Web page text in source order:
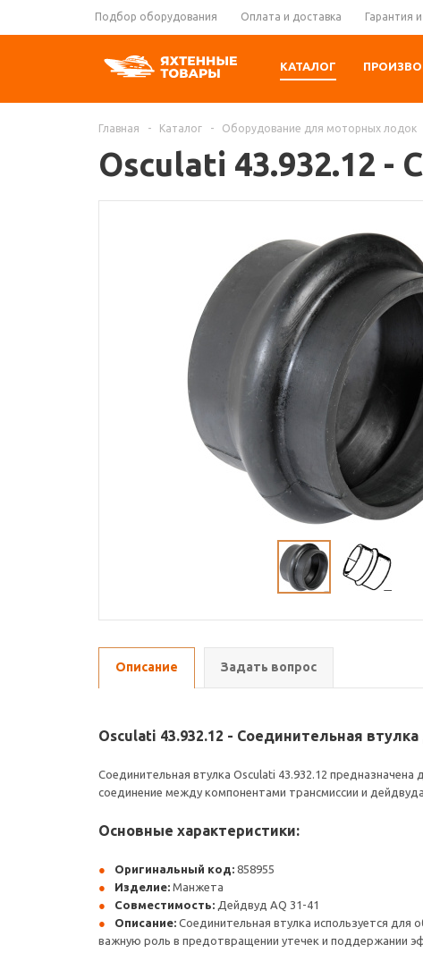
Подбор оборудования Оплата и доставка Гарантия
КАТАЛОГ
Главная - Каталог - Оборудование для моторных лодок
Osculati 43.932.12 -
Описание Задать вопрос
Osculati 43.932.12 - Соединительная
Соединительная втулка Osculati 43.932.12
соединение между компонентами трансмиссии и
Основные характеристики:
Оригинальный код: 858955
Изделие: Манжета
Совместимость: Дейдвуд AQ 31-41
Описание: Соединительная втулка используется для
важную роль в предотвращении утечек и поддержании